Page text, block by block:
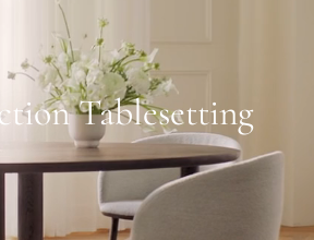
Tablesetting